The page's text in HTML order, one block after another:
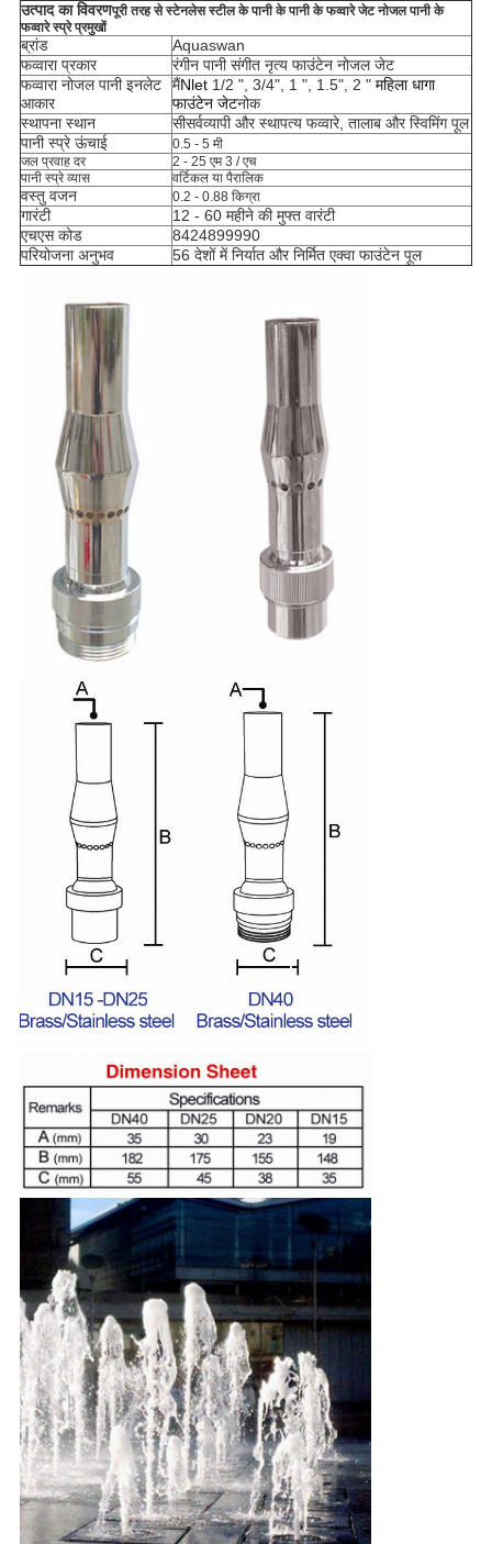
उत्पाद का विवरणपूरी तरह से स्टेनलेस स्टील के पानी के पानी के फव्वारे जेट नोजल पानी के
फव्वारे स्प्रे प्रमुखों
ब्रांड
Aquaswan
फव्वारा प्रकार
रंगीन पानी संगीत नृत्य फाउंटेन नोजल जेट
फव्वारा नोजल पानी इनलेट
आकार
मैंNlet 1/2 ", 3/4", 1 ", 1.5", 2 " महिला धागा
फाउंटेन जेटनोक
स्थापना स्थान
सीसर्वव्यापी और स्थापत्य फव्वारे, तालाब और स्विमिंग पूल
पानी स्प्रे ऊंचाई
0.5 - 5 मी
जल प्रवाह दर
2 - 25 एम 3 / एच
पानी स्प्रे व्यास
वर्टिकल या पैरालिक
वस्तु वजन 0.2 - 0.88 किग्रा
गारंटी
12 - 60 महीने की मुफ्त वारंटी
एचएस कोड
8424899990
परियोजना अनुभव
56 देशों में निर्यात और निर्मित एक्वा फाउंटेन पूल